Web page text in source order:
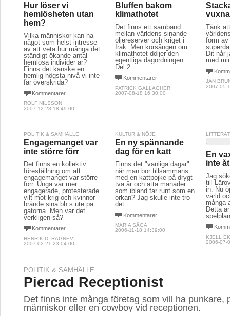
Hur löser vi
hemlösheten utan
hem?
Vilka människor kan ha
något som helst intresse
av att veta hur många det
ständigt ökande antal
hemlösa individer är?
Finns det kanske en
hemlig högsta nivå vi inte
får överskrida?
Kommentarer
ROLF NILSSON
2007-12-28 18:49:00
Bluffen bakom
klimathotet
Det finns ett samband
mellan världens sinande
oljereserver och kriget i
Irak. Men körsången om
klimathotet döljer den
egentliga dagordningen.
Del 2
Kommentarer
PATRICK GALLAGHER
2007-08-18 16:30:00
Tänk
form av
Dit når
med
JAN
2007-05-
POLITIK & SAMHÄLLE
Engagemanget var
inte större förr
Det finns en kollektiv
föreställning om att
engagemanget var större
förr. Unga var mer
engagerade, protesterade
vilt mot krig och kvinnor
brände sina bh:s ute på
gatorna. Men var det
verkligen så?
Kommentarer
HENRIK D. RAGNEVI
2007-02-21 23:04:00
KULTUR & NÖJE
En ny spännande
dag för en katt
Finns det "vanliga dagar"
när man bor tillsammans
med en kattpojke på drygt
två år och åtta månader
som ibland far runt som en
orkan? Jag skulle inte tro
det…
Kommentarer
MARIA SÅGÅ
2006-11-18 14:39:00
En
inte
Jag
till
in. Nu
värld
många
Detta
KJELL
2006-07-
POLITIK & SAMHÄLLE
Piercad Receptionist
Det finns inte många företag som vill ha punkare,
människor eller en cowboy vid receptionen.